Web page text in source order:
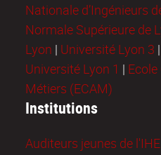
Nationale d’Ingénieurs
Normale Supérieure de
Lyon | Université Lyon 3 |
Université Lyon 1 |
Métiers (ECAM)
Institutions
Auditeurs jeunes de